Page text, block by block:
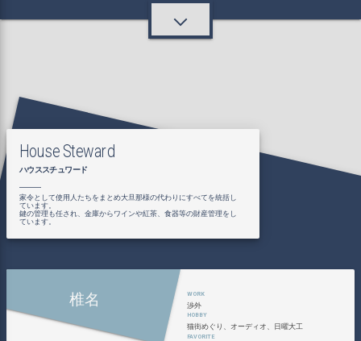
House Steward
ハウススチュワード
家令として使用人たちをまとめ大旦那様の代わりにすべてを統括し
ています。
鍵の管理も任され、金庫からワインや紅茶、食器等の財産管理をし
ています。
椎名 渉外
猫街めぐり、オーディオ、日曜大工